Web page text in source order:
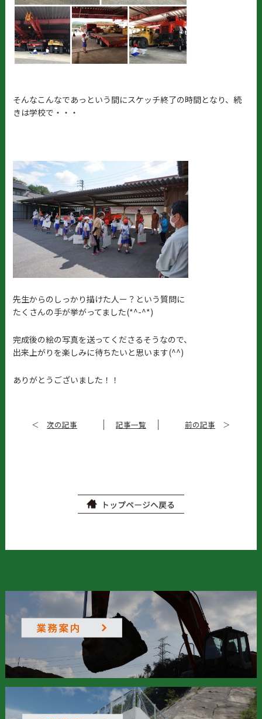
そんなこんなであっという間にスケッチ終了の時間となり、続
きは学校で・・・
先生からのしっかり描けた人ー？という質問に
たくさんの手が挙がってました(*^-^*)
完成後の絵の写真を送ってくださるそうなので、
出来上がりを楽しみに待ちたいと思います(^^)
ありがとうございました！！
＜ 次の記事 記事一覧 前の記事 ＞